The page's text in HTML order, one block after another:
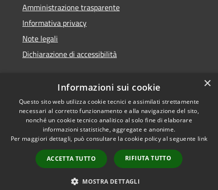
Amministrazione trasparente
Informativa privacy
Note legali
Dichiarazione di accessibilità
RSS
Accessibilità
Copyright © 2026 • Comune di
Municipium•
Accesso
redazione
×
Informazioni sui cookie
Questo sito web utilizza cookie tecnici e assimilati strettamente
necessari al corretto funzionamento e alla navigazione del sito,
nonché un cookie tecnico analitico al solo fine di elaborare
informazioni statistiche, aggregate e anonime.
Per maggiori dettagli, può consultare la cookie policy al seguente link
ACCETTA TUTTO RIFIUTA TUTTO
MOSTRA DETTAGLI